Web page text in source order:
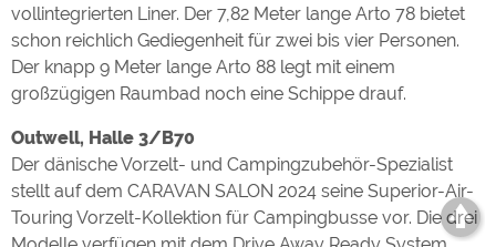
vollintegrierten Liner. Der 7,82 Meter lange Arto 78 bietet
schon reichlich Gediegenheit für zwei bis vier Personen.
Der knapp 9 Meter lange Arto 88 legt mit einem
großzügigen Raumbad noch eine Schippe drauf.
Outwell, Halle 3/B70
Der dänische Vorzelt- und Campingzubehör-Spezialist
stellt auf dem CARAVAN SALON 2024 seine Superior-Air-
Touring Vorzelt-Kollektion für Campingbusse vor. Die drei